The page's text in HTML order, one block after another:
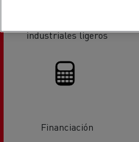
industriales ligeros
Financiación